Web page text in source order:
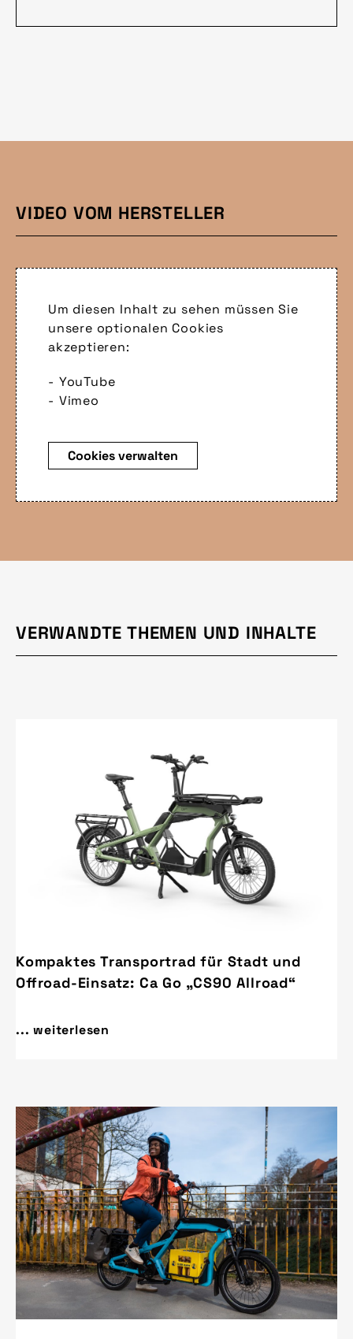
VIDEO VOM HERSTELLER
Um diesen Inhalt zu sehen müssen Sie
unsere optionalen Cookies
akzeptieren:
YouTube
Vimeo
Cookies verwalten
VERWANDTE THEMEN UND INHALTE
Kompaktes Transportrad für Stadt und
Offroad-Einsatz: Ca Go „CS90 Allroad“
... weiterlesen